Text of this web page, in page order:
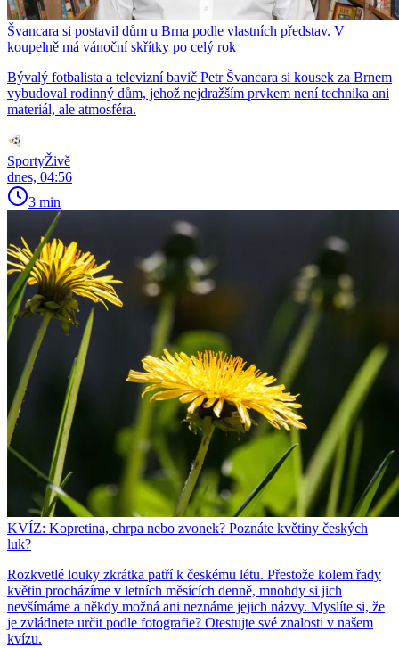
Švancara si postavil dům u Brna podle vlastních představ. V
koupelně má vánoční skřítky po celý rok
Bývalý fotbalista a televizní bavič Petr Švancara si kousek za Brnem
vybudoval rodinný dům, jehož nejdražším prvkem není technika ani
materiál, ale atmosféra.
SportyŽivě
dnes, 04:56
3 min
KVÍZ: Kopretina, chrpa nebo zvonek? Poznáte květiny českých
luk?
Rozkvetlé louky zkrátka patří k českému létu. Přestože kolem řady
květin procházíme v letních měsících denně, mnohdy si jich
nevšímáme a někdy možná ani neznáme jejich názvy. Myslíte si, že
je zvládnete určit podle fotografie? Otestujte své znalosti v našem
kvízu.